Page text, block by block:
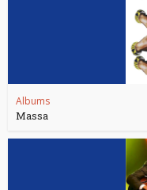
Albums
Massa